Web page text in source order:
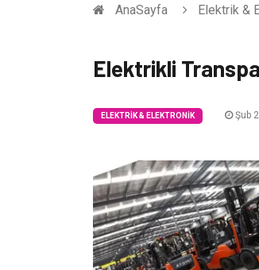
AnaSayfa Elektrik &
Elektrikli
ELEKTRIK & ELEKTRONIK Şub